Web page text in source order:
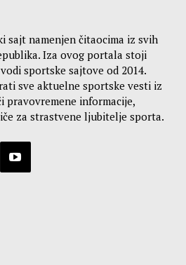
sajt namenjen čitaocima iz svih
Iza ovog portala stoji
sportske sajtove od 2014.
sve aktuelne sportske vesti iz
pravovremene informacije,
za strastvene ljubitelje sporta.